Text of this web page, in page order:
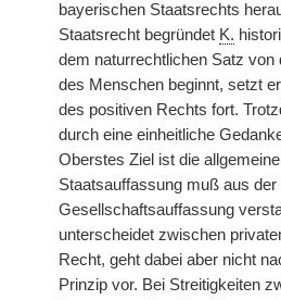
bayerischen Staatsrechts
Staatsrecht begründet K.
dem naturrechtlichen Satz von
des Menschen beginnt, setzt
des positiven Rechts fort.
durch eine einheitliche
Oberstes Ziel ist die
Staatsauffassung muß aus der
Gesellschaftsauffassung
unterscheidet zwischen
Recht, geht dabei aber nicht
Prinzip vor. Bei Streitigkeiten